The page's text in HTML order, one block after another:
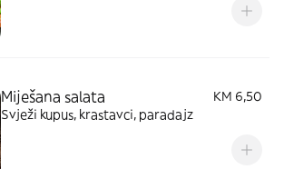
Miješana salata
KM 6,50
Svježi kupus, krastavci, paradajz